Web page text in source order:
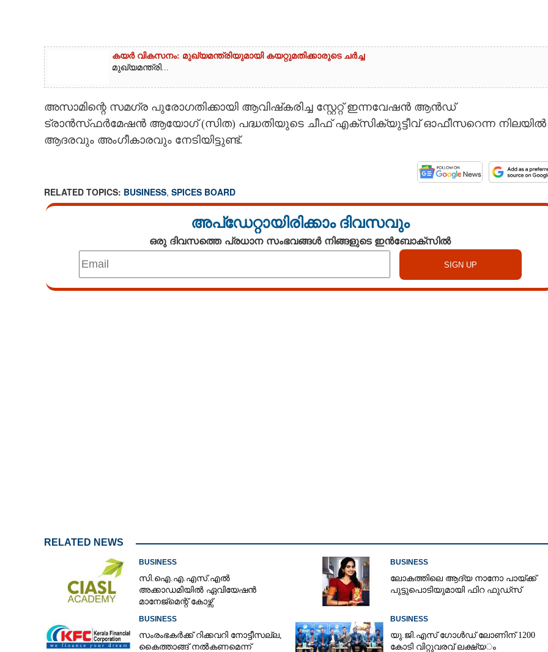
കയർ വികസനം: മുഖ്യമന്ത്രിയുമായി കയറ്റുമതിക്കാരുടെ ചർച്ച
മുഖ്യമന്ത്രി...
അസാമിന്റെ സമഗ്ര പുരോഗതിക്കായി ആവിഷ്‌കരിച്ച സ്റ്റേറ്റ് ഇന്നവേഷൻ ആൻഡ്
ട്രാൻസ്‌ഫർമേഷൻ ആയോഗ് (സിത) പദ്ധതിയുടെ ചീഫ് എക്‌സിക്യുട്ടീവ് ഓഫീസറെന്ന നിലയിൽ
ആദരവും അംഗീകാരവും നേടിയിട്ടുണ്ട്.
RELATED TOPICS: BUSINESS, SPICES BOARD
അപ്ഡേറ്റായിരിക്കാം ദിവസവും
ഒരു ദിവസത്തെ പ്രധാന സംഭവങ്ങൾ നിങ്ങളുടെ ഇൻബോക്സിൽ
RELATED NEWS
BUSINESS
സി.ഐ.എ.എസ്.എൽ
അക്കാഡമിയിൽ ഏവിയേഷൻ
മാനേജ്മെന്റ് കോഴ്സ്
BUSINESS
ലോകത്തിലെ ആദ്യ നാനോ പായ്ക്ക്
പുട്ടുപൊടിയുമായി ഫിറ ഫുഡ്‌സ്
BUSINESS
സംരംഭകർക്ക് റിക്കവറി നോട്ടീസല്ല,
കൈത്താങ്ങ് നൽകണമെന്ന്
BUSINESS
യു.​ജി.​എ​സ് ​ഗോ​ൾ​ഡ് ​ലോണിന് 1200​ ​
കോ​ടി​ ​വി​റ്റു​വ​ര​വ് ​ല​ക്ഷ്യ​ം
Share this link